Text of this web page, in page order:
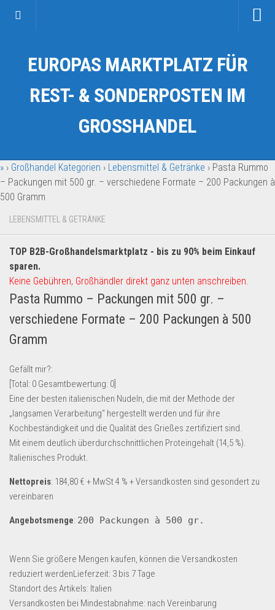
Kategorien
Auto & Motorrad
Fahrzeuge & Transport
Garten & Werkzeug
Geschäft, Büro & Schreibwaren
Handy und Smartphone
Kosmetik & Pflege
Schuhe & Accessoires
Uhren & Schmuck
Wohnen & Einrichten
Restposten-Angebote
eBay Restposten kaufen
Dropshipping-Produkte
B2B Produkte
Grosshandel
EUROPAS MARKTPLATZ FÜR
REST- & SONDERPOSTEN IM
GROSSHANDEL
» › Großhandel Kategorien › Lebensmittel & Getränke › Pasta Rummo
– Packungen mit 500 gr. – verschiedene Formate – 200 Packungen à
500 Gramm
LEBENSMITTEL & GETRÄNKE
TOP B2B-Großhandelsmarktplatz - bis zu 90% beim Einkauf
sparen.
Keine Gebühren, Großhändler direkt ganz unten anschreiben.
Pasta Rummo – Packungen mit 500 gr. –
verschiedene Formate – 200 Packungen à 500
Gramm
Gefällt mir?:
[Total: 0 Gesamtbewertung: 0
Eine der besten italienischen Nudeln, die mit der Methode der
„langsamen Verarbeitung“ hergestellt werden und für ihre
Kochbeständigkeit und die Qualität des Grießes zertifiziert sind.
Mit einem deutlich überdurchschnittlichen Proteingehalt (14,5 %).
Italienisches Produkt.
Nettopreis: 184,80 € + MwSt 4 % + Versandkosten sind gesondert zu
vereinbaren
Angebotsmenge: 200 Packungen à 500 gr.
Wenn Sie größere Mengen kaufen, können die Versandkosten
reduziert werdenLieferzeit: 3 bis 7 Tage
Standort des Artikels: Italien
Versandkosten bei Mindestabnahme: nach Vereinbarung